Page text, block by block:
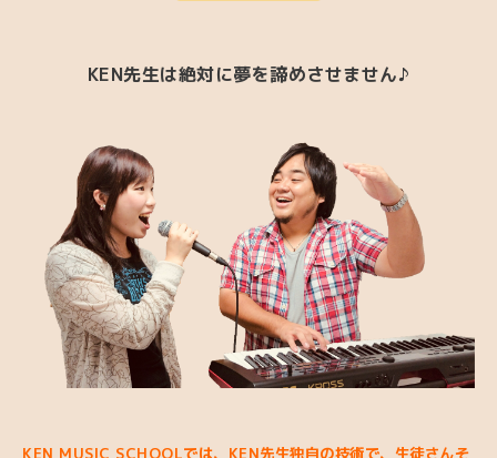
KEN先生は絶対に夢を諦めさせません♪
KEN MUSIC SCHOOLでは、KEN先生独自の技術で、生徒さんそ